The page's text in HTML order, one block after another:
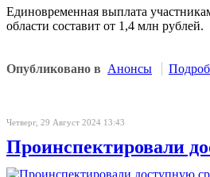
Единовременная выплата
области составит от 1,4 млн рублей.
Опубликовано в Анонсы
Четверг, 29 Август 2024 13:43
Проинспектировали